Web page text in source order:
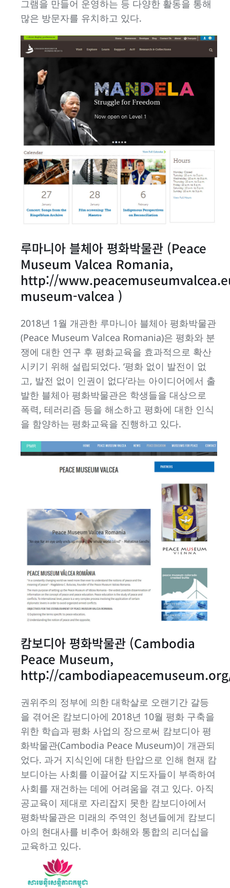
그램을 만들어 운영하는 등 다양한 활동을 통해
많은 방문자를 유치하고 있다.
루마니아 블체아 평화박물관 (Peace
Museum Valcea Romania,
http://
museum-valcea )
2018년 1월 개관한 루마니아 블체아 평화박물관
(Peace Museum Valcea Romania)은 평화와 분
쟁에 대한 연구 후 평화교육을 효과적으로 확산
시키기 위해 설립되었다. ‘평화 없이 발전이 없
고, 발전 없이 인권이 없다’라는 아이디어에서 출
발한 블체아 평화박물관은 학생들을 대상으로
폭력, 테러리즘 등을 해소하고 평화에 대한 인식
을 함양하는 평화교육을 진행하고 있다.
캄보디아 평화박물관 (Cambodia
Peace Museum,
http://
권위주의 정부에 의한 대학살로 오랜기간 갈등
을 겪어온 캄보디아에 2018년 10월 평화 구축을
위한 학습과 평화 사업의 장으로써 캄보디아 평
화박물관(Cambodia Peace Museum)이 개관되
었다. 과거 지식인에 대한 탄압으로 인해 현재 캄
보디아는 사회를 이끌어갈 지도자들이 부족하여
사회를 재건하는 데에 어려움을 겪고 있다. 아직
공교육이 제대로 자리잡지 못한 캄보디아에서
평화박물관은 미래의 주역인 청년들에게 캄보디
아의 현대사를 비추어 화해와 통합의 리더십을
교육하고 있다.